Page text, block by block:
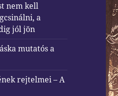
nem kell
a
jól jön
mutatós a
rejtelmei – A